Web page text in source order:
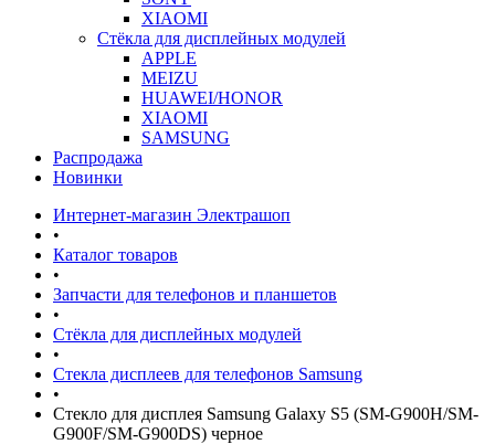
XIAOMI
Стёкла для дисплейных модулей
APPLE
MEIZU
HUAWEI/HONOR
XIAOMI
SAMSUNG
Распродажа
Новинки
Интернет-магазин Электрашоп
•
Каталог товаров
•
Запчасти для телефонов и планшетов
•
Стёкла для дисплейных модулей
•
Стекла дисплеев для телефонов Samsung
•
Стекло для дисплея Samsung Galaxy S5 (SM-G900H/SM-
G900F/SM-G900DS) черное